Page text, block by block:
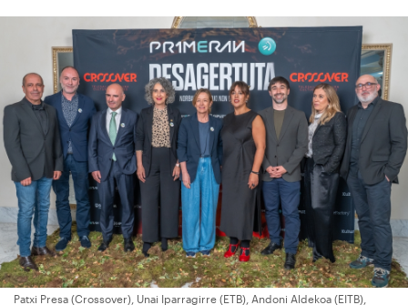
Patxi Presa (Crossover), Unai Iparragirre (ETB), Andoni Aldekoa (EITB),